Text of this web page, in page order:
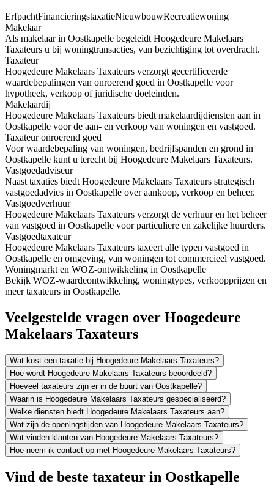
ErfpachtFinancieringstaxatieNieuwbouwRecreatiewoning
Makelaar
Als makelaar in Oostkapelle begeleidt Hoogedeure Makelaars
Taxateurs u bij woningtransacties, van bezichtiging tot overdracht.
Taxateur
Hoogedeure Makelaars Taxateurs verzorgt gecertificeerde
waardebepalingen van onroerend goed in Oostkapelle voor
hypotheek, verkoop of juridische doeleinden.
Makelaardij
Hoogedeure Makelaars Taxateurs biedt makelaardijdiensten aan in
Oostkapelle voor de aan- en verkoop van woningen en vastgoed.
Taxateur onroerend goed
Voor waardebepaling van woningen, bedrijfspanden en grond in
Oostkapelle kunt u terecht bij Hoogedeure Makelaars Taxateurs.
Vastgoedadviseur
Naast taxaties biedt Hoogedeure Makelaars Taxateurs strategisch
vastgoedadvies in Oostkapelle over aankoop, verkoop en beheer.
Vastgoedverhuur
Hoogedeure Makelaars Taxateurs verzorgt de verhuur en het beheer
van vastgoed in Oostkapelle voor particuliere en zakelijke huurders.
Vastgoedtaxateur
Hoogedeure Makelaars Taxateurs taxeert alle typen vastgoed in
Oostkapelle en omgeving, van woningen tot commercieel vastgoed.
Woningmarkt en WOZ-ontwikkeling in Oostkapelle
Bekijk WOZ-waardeontwikkeling, woningtypes, verkoopprijzen en
meer taxateurs in Oostkapelle.
Veelgestelde vragen over Hoogedeure
Makelaars Taxateurs
Wat kost een taxatie bij Hoogedeure Makelaars Taxateurs?
Hoe wordt Hoogedeure Makelaars Taxateurs beoordeeld?
Hoeveel taxateurs zijn er in de buurt van Oostkapelle?
Waarin is Hoogedeure Makelaars Taxateurs gespecialiseerd?
Welke diensten biedt Hoogedeure Makelaars Taxateurs aan?
Wat zijn de openingstijden van Hoogedeure Makelaars Taxateurs?
Wat vinden klanten van Hoogedeure Makelaars Taxateurs?
Hoe neem ik contact op met Hoogedeure Makelaars Taxateurs?
Vind de beste taxateur in Oostkapelle